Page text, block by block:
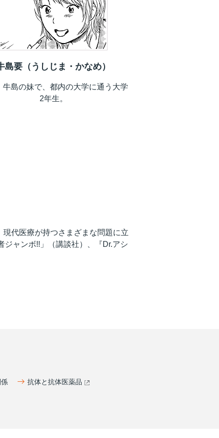
島要（うしじま・かなめ）
牛島の妹で、都内の大学に通う大学
2年生。
代医療が持つさまざまな問題に立
ャンボ!!」（講談社）、『Dr.アシ
抗体と抗体医薬品